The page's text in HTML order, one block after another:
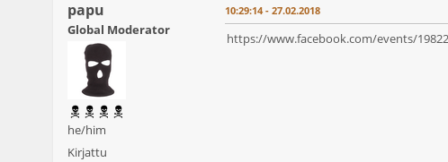
papu
Global Moderator
he/him
Kirjattu
10:29:14 - 27.02.2018
https://www.facebook.com/events/